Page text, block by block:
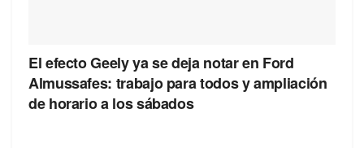
El efecto Geely ya se deja notar en Ford
Almussafes: trabajo para todos y ampliación
de horario a los sábados